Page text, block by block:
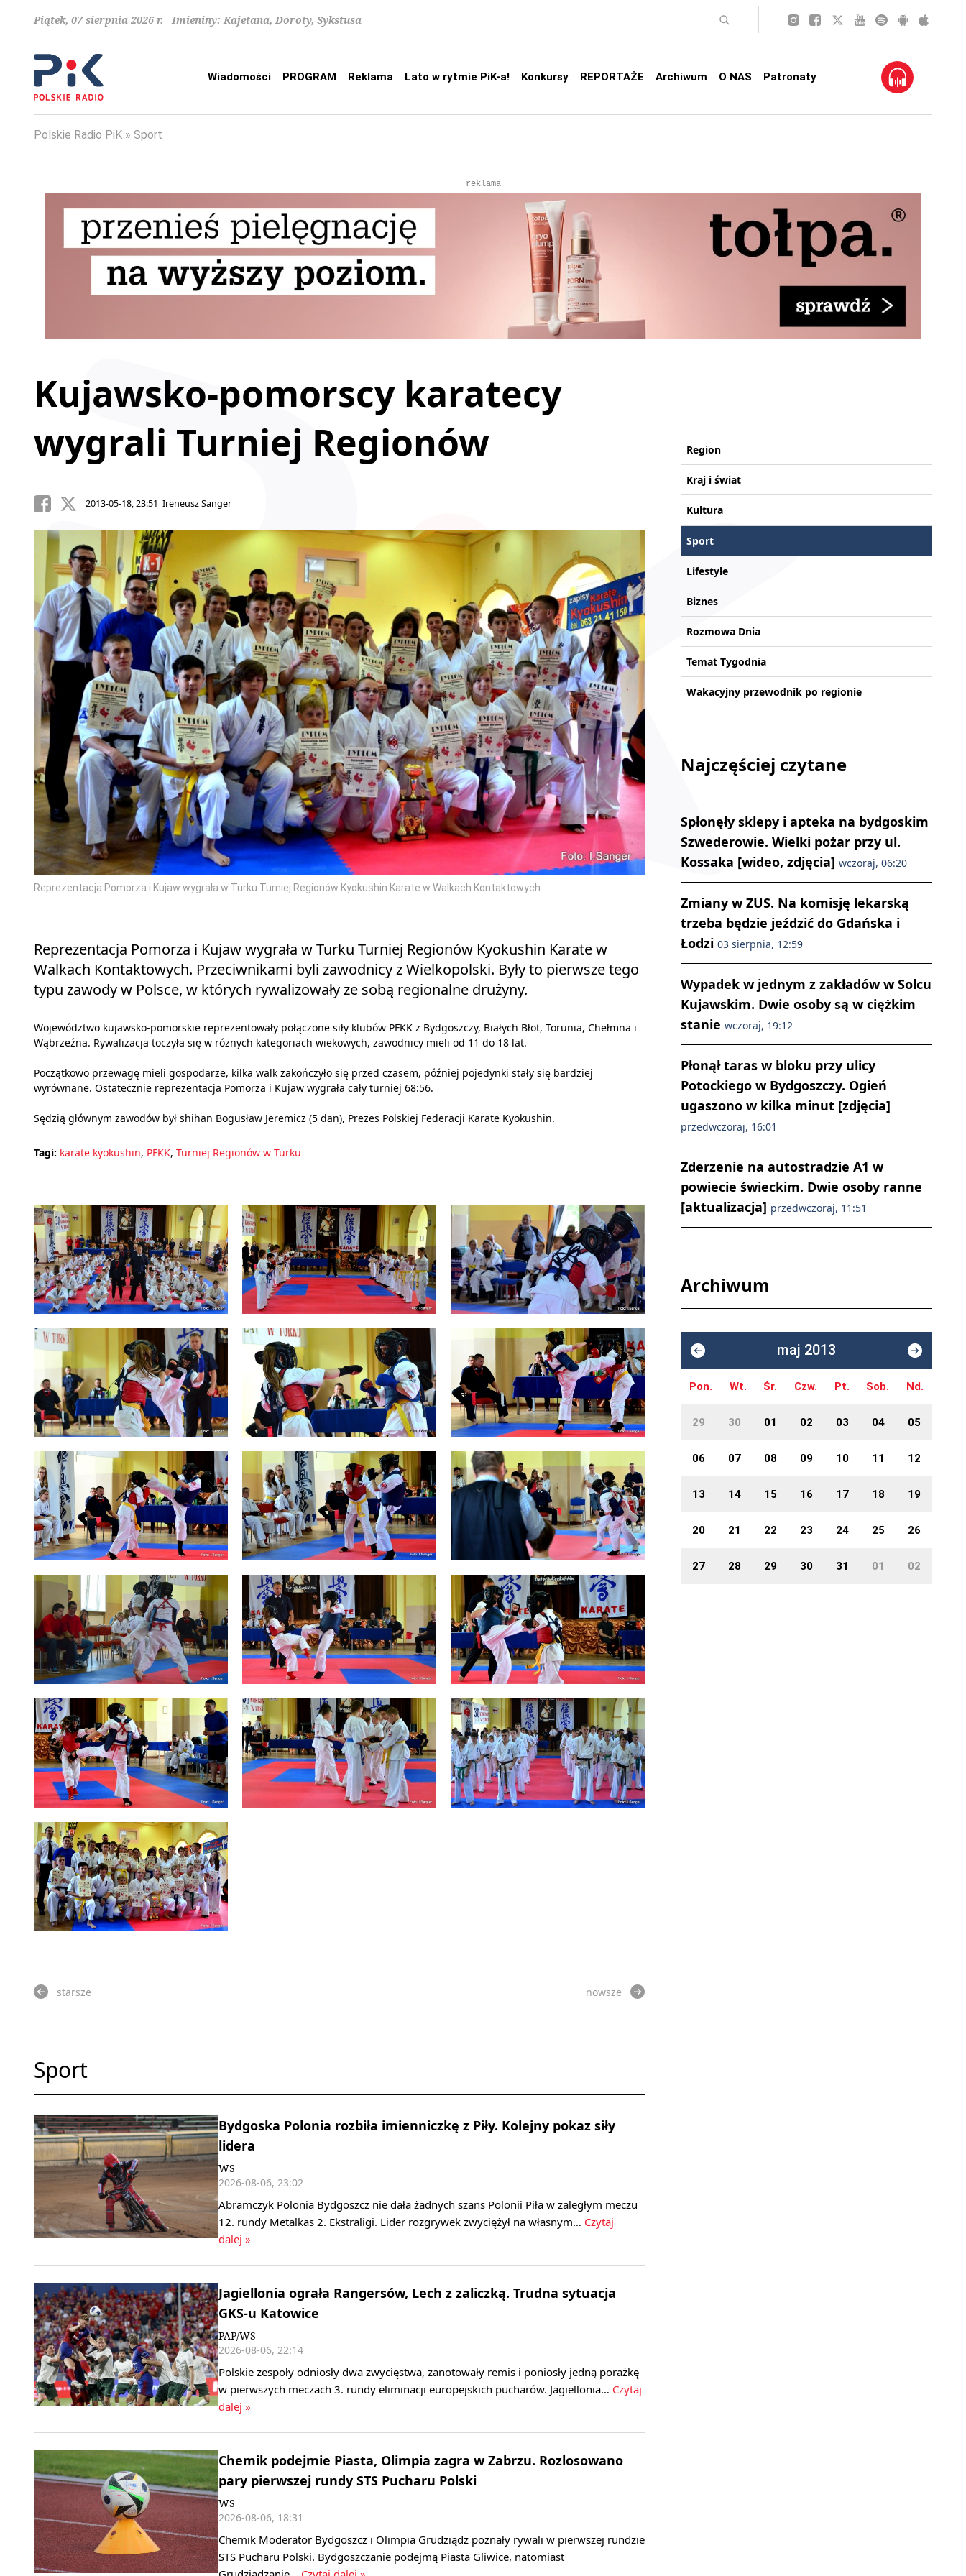
Piątek, 07 sierpnia 2026 r. Imieniny: Kajetana, Doroty, Sykstusa
Wiadomości PROGRAM Reklama Lato w rytmie PiK-a! Konkursy REPORTAŻE Archiwum O NAS Patronaty
Polskie Radio PiK Sport
reklama
Kujawsko-pomorscy karatecy
wygrali Turniej Regionów
2013-05-18, 23:51 Ireneusz Sanger
Reprezentacja Pomorza i Kujaw wygrała w Turku Turniej Regionów Kyokushin Karate w Walkach Kontaktowych
Reprezentacja Pomorza i Kujaw wygrała w Turku Turniej Regionów Kyokushin Karate w
Walkach Kontaktowych. Przeciwnikami byli zawodnicy z Wielkopolski. Były to pierwsze tego
typu zawody w Polsce, w których rywalizowały ze sobą regionalne drużyny.
Województwo kujawsko-pomorskie reprezentowały połączone siły klubów PFKK z Bydgoszczy, Białych Błot, Torunia, Chełmna i
Wąbrzeźna. Rywalizacja toczyła się w różnych kategoriach wiekowych, zawodnicy mieli od 11 do 18 lat.
Początkowo przewagę mieli gospodarze, kilka walk zakończyło się przed czasem, później pojedynki stały się bardziej
wyrównane. Ostatecznie reprezentacja Pomorza i Kujaw wygrała cały turniej 68:56.
Sędzią głównym zawodów był shihan Bogusław Jeremicz (5 dan), Prezes Polskiej Federacji Karate Kyokushin.
Tagi: karate kyokushin, PFKK, Turniej Regionów w Turku
starsze nowsze
Sport
Bydgoska Polonia rozbiła imienniczkę z Piły. Kolejny pokaz siły
lidera
WS
2026-08-06, 23:02
Abramczyk Polonia Bydgoszcz nie dała żadnych szans Polonii Piła w zaległym meczu
12. rundy Metalkas 2. Ekstraligi. Lider rozgrywek zwyciężył na własnym… Czytaj
dalej »
Jagiellonia ograła Rangersów, Lech z zaliczką. Trudna sytuacja
GKS-u Katowice
PAP/WS
2026-08-06, 22:14
Polskie zespoły odniosły dwa zwycięstwa, zanotowały remis i poniosły jedną porażkę
w pierwszych meczach 3. rundy eliminacji europejskich pucharów. Jagiellonia… Czytaj
dalej »
Chemik podejmie Piasta, Olimpia zagra w Zabrzu. Rozlosowano
pary pierwszej rundy STS Pucharu Polski
WS
2026-08-06, 18:31
Chemik Moderator Bydgoszcz i Olimpia Grudziądz poznały rywali w pierwszej rundzie
STS Pucharu Polski. Bydgoszczanie podejmą Piasta Gliwice, natomiast
Region
Kraj i świat
Kultura
Sport
Lifestyle
Biznes
Rozmowa Dnia
Temat Tygodnia
Wakacyjny przewodnik po regionie
Najczęściej czytane
Spłonęły sklepy i apteka na bydgoskim
Szwederowie. Wielki pożar przy ul.
Kossaka [wideo, zdjęcia] wczoraj, 06:20
Zmiany w ZUS. Na komisję lekarską
trzeba będzie jeździć do Gdańska i
Łodzi 03 sierpnia, 12:59
Wypadek w jednym z zakładów w Solcu
Kujawskim. Dwie osoby są w ciężkim
stanie wczoraj, 19:12
Płonął taras w bloku przy ulicy
Potockiego w Bydgoszczy. Ogień
ugaszono w kilka minut [zdjęcia]
przedwczoraj, 16:01
Zderzenie na autostradzie A1 w
powiecie świeckim. Dwie osoby ranne
[aktualizacja] przedwczoraj, 11:51
Archiwum
maj 2013
Pon. Wt. Śr. Czw. Pt. Sob. Nd.
29 30 01 02 03 04 05
06 07 08 09 10 11 12
13 14 15 16 17 18 19
20 21 22 23 24 25 26
27 28 29 30 31 01 02